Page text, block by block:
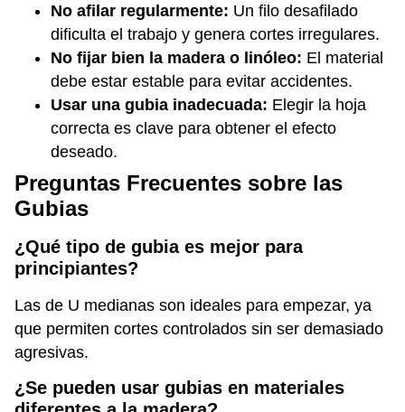
No afilar regularmente: Un filo desafilado
dificulta el trabajo y genera cortes irregulares.
No fijar bien la madera o linóleo: El material
debe estar estable para evitar accidentes.
Usar una gubia inadecuada: Elegir la hoja
correcta es clave para obtener el efecto
deseado.
Preguntas Frecuentes sobre las
Gubias
¿Qué tipo de gubia es mejor para
principiantes?
Las de U medianas son ideales para empezar, ya
que permiten cortes controlados sin ser demasiado
agresivas.
¿Se pueden usar gubias en materiales